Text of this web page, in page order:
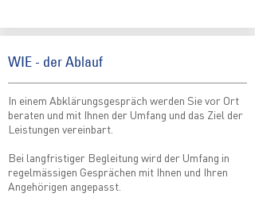
WIE - der Ablauf
In einem Abklärungsgespräch werden Sie vor Ort
beraten und mit Ihnen der Umfang und das Ziel der
Leistungen vereinbart.
Bei langfristiger Begleitung wird der Umfang in
regelmässigen Gesprächen mit Ihnen und Ihren
Angehörigen angepasst.